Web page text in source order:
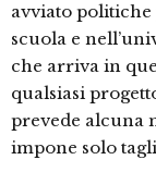
avviato
scuola e
che arriva in
qualsiasi
prevede alcuna
impone solo